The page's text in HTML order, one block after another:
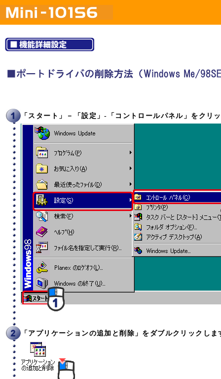
「スタート」－「設定」-「コントロールパネル」をクリ
「アプリケーションの追加と削除」をダブルクリックしま